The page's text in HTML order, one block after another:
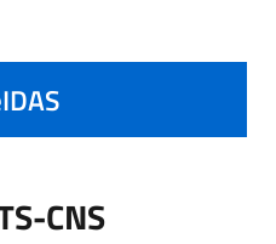
CNS